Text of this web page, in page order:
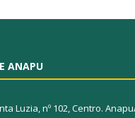
ANAPU
Luzia, nº 102, Centro.